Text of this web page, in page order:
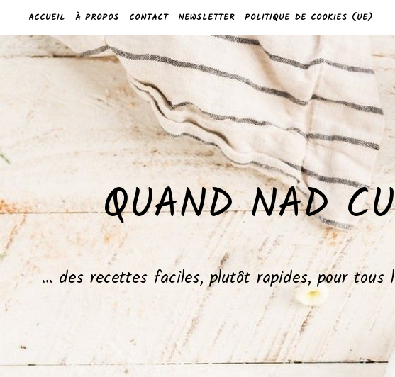
ACCUEIL À PROPOS CONTACT NEWSLETTER POLITIQUE DE COOKIES (UE)
QUAND NAD
… des recettes faciles, plutôt rapides, pour tous